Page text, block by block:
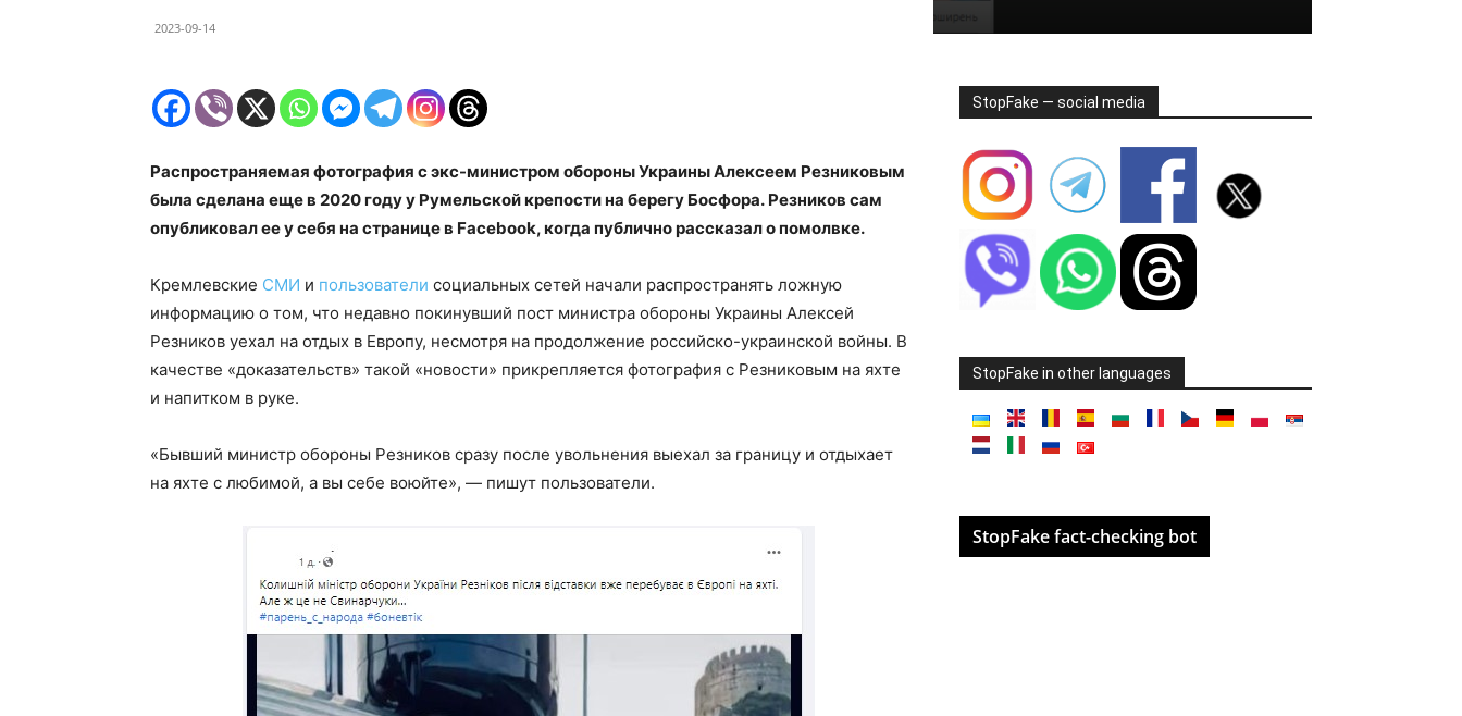
2023-09-14
Распространяемая фотография с экс-министром обороны Украины Алексеем Резниковым
была сделана еще в 2020 году у Румельской крепости на берегу Босфора. Резников сам
опубликовал ее у себя на странице в Facebook, когда публично рассказал о помолвке.
Кремлевские СМИ и пользователи социальных сетей начали распространять ложную
информацию о том, что недавно покинувший пост министра обороны Украины Алексей
Резников уехал на отдых в Европу, несмотря на продолжение российско-украинской войны. В
качестве «доказательств» такой «новости» прикрепляется фотография с Резниковым на яхте
и напитком в руке.
«Бывший министр обороны Резников сразу после увольнения выехал за границу и отдыхает
на яхте с любимой, а вы себе воюйте», — пишут пользователи.
StopFake — social media
StopFake in other languages
StopFake fact-checking bot